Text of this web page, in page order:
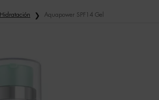
Hidratación Aquapower SPF14 Gel